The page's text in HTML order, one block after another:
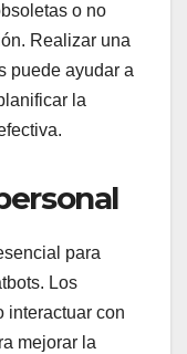
o no
Realizar una
puede ayudar a
la
para
Los
interactuar con
mejorar la